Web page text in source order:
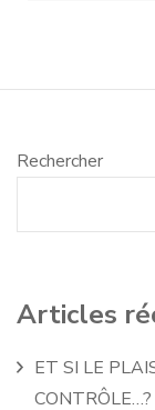
Rechercher
Articles
ET SI LE
CONTRÔLE…?